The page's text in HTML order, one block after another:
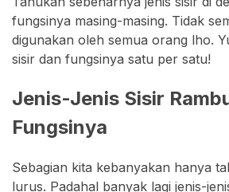
fungsinya masing-masing. Tidak
digunakan oleh semua orang lho.
sisir dan fungsinya satu per satu!
Jenis-Jenis Sisir
Fungsinya
Sebagian kita kebanyakan hanya
lurus. Padahal banyak lagi jenis-